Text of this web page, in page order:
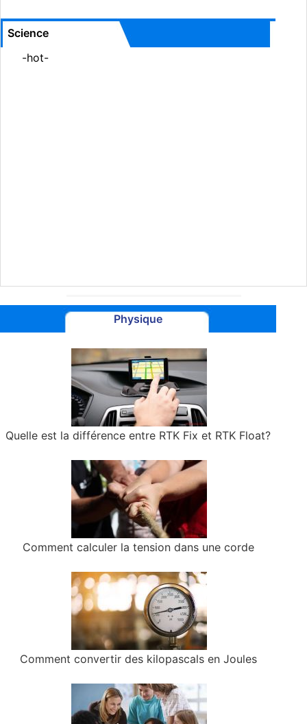
Science
-hot-
Physique
Quelle est la différence entre RTK Fix et RTK Float?
Comment calculer la tension dans une corde
Comment convertir des kilopascals en Joules